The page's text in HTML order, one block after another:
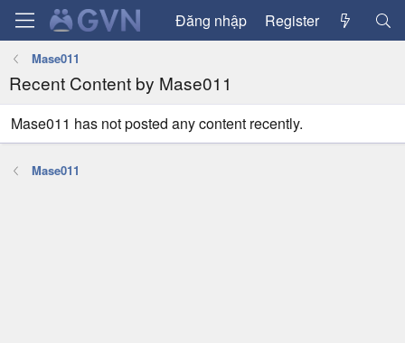
Đăng nhập Register
Mase011
Recent Content by Mase011
Mase011 has not posted any content recently.
Mase011